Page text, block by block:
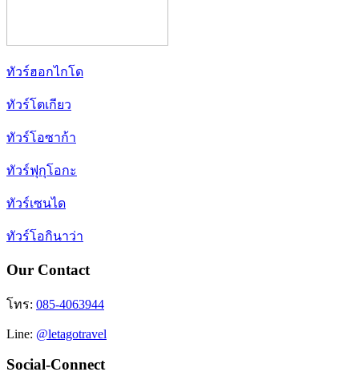
ทัวร์ฮอกไกโด
ทัวร์โตเกียว
ทัวร์โอซาก้า
ทัวร์ฟุกุโอกะ
ทัวร์เซนได
ทัวร์โอกินาว่า
Our Contact
โทร: 085-4063944
Line: @letagotravel
Social-Connect